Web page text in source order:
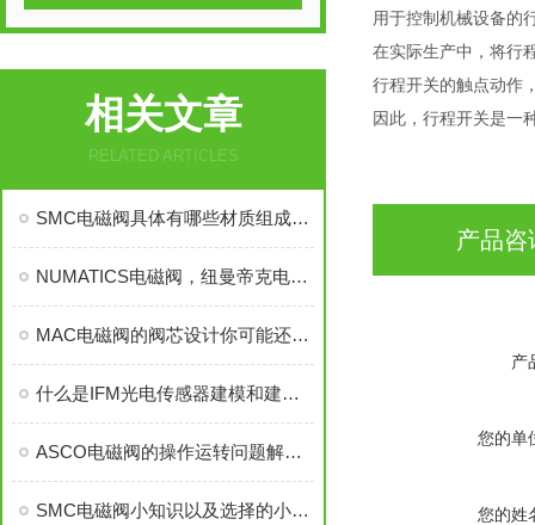
相关文章
RELATED ARTICLES
SMC电磁阀具体有哪些材质组成的应用
NUMATICS电磁阀，纽曼帝克电磁阀，NUMATICS，美NUMATICS电磁阀
MAC电磁阀的阀芯设计你可能还不太了解
什么是IFM光电传感器建模和建模的重要性
ASCO电磁阀的操作运转问题解决方案
SMC电磁阀小知识以及选择的小窃门
用于控制机械设备的
在实际生产中，将行
行程开关的触点动作
因此，行程开关是一
产品咨
产
您的单
您的姓